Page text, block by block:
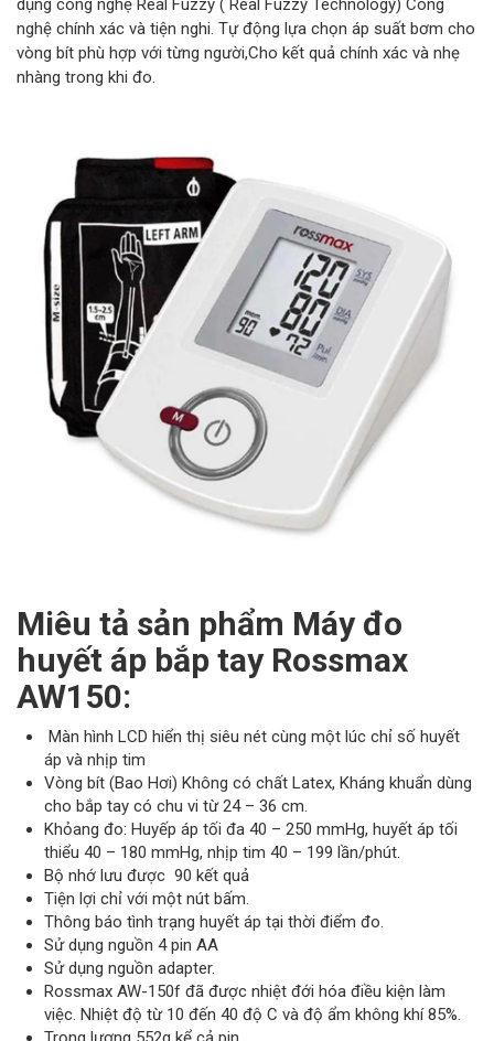
dụng công nghệ Real Fuzzy ( Real Fuzzy Technology) Công
nghệ chính xác và tiện nghi. Tự động lựa chọn áp suất bơm cho
vòng bít phù hợp với từng người,Cho kết quả chính xác và nhẹ
nhàng trong khi đo.
Miêu tả sản phẩm Máy đo
huyết áp bắp tay Rossmax
AW150:
Màn hình LCD hiển thị siêu nét cùng một lúc chỉ số huyết
áp và nhịp tim
Vòng bít (Bao Hơi) Không có chất Latex, Kháng khuẩn dùng
cho bắp tay có chu vi từ 24 – 36 cm.
Khỏang đo: Huyếp áp tối đa 40 – 250 mmHg, huyết áp tối
thiểu 40 – 180 mmHg, nhịp tim 40 – 199 lần/phút.
Bộ nhớ lưu được 90 kết quả
Tiện lợi chỉ với một nút bấm.
Thông báo tình trạng huyết áp tại thời điểm đo.
Sử dụng nguồn 4 pin AA
Sử dụng nguồn adapter.
Rossmax AW-150f đã được nhiệt đới hóa điều kiện làm
việc. Nhiệt độ từ 10 đến 40 độ C và độ ẩm không khí 85%.